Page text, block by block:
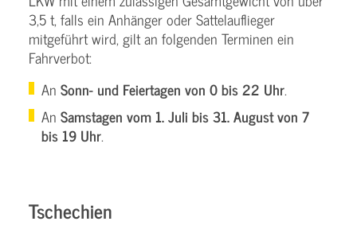
3,5 t, falls ein Anhänger oder Sattelauflieger
mitgeführt wird, gilt an folgenden Terminen ein
Fahrverbot:
An Sonn- und Feiertagen von 0 bis 22 Uhr.
An Samstagen vom 1. Juli bis 31. August von 7
bis 19 Uhr.
Tschechien